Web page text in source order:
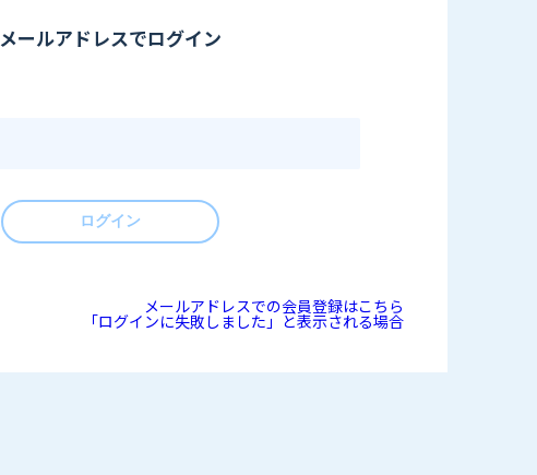
メールアドレスでログイン
ログイン
メールアドレスでの会員登録はこちら
「ログインに失敗しました」と表示される場合